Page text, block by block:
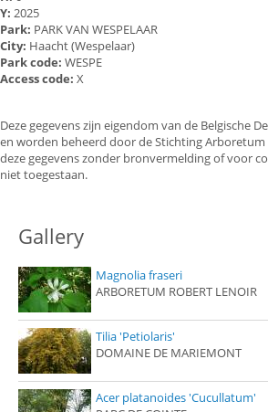
Y: 2025
Park: PARK VAN WESPELAAR
City: Haacht (Wespelaar)
Park code: WESPE
Access code: X
Deze gegevens zijn eigendom van de Belgische
en worden beheerd door de Stichting Arboretum
deze gegevens zonder bronvermelding of voor
niet toegestaan.
Gallery
Magnolia fraseri
ARBORETUM ROBERT LENOIR
Tilia 'Petiolaris'
DOMAINE DE MARIEMONT
Acer platanoides 'Cucullatum'